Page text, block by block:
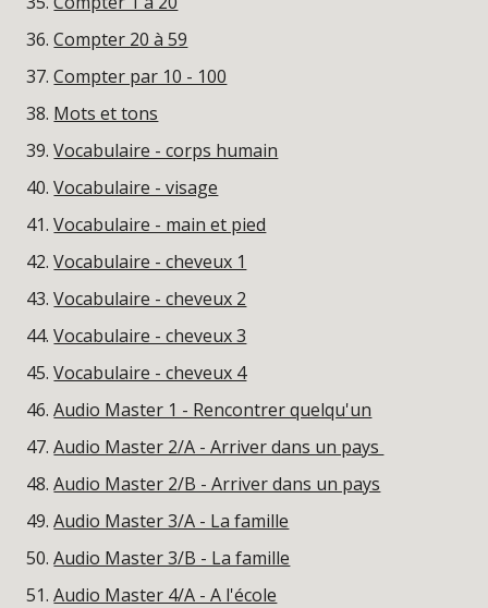
Compter 20 à 59
Compter par 10 - 100
Mots et tons
Vocabulaire - corps humain
Vocabulaire - visage
Vocabulaire - main et pied
Vocabulaire - cheveux 1
Vocabulaire - cheveux 2
Vocabulaire - cheveux 3
Vocabulaire - cheveux 4
Audio Master 1 - Rencontrer quelqu'un
Audio Master 2/A - Arriver dans un pays
Audio Master 2/B - Arriver dans un pays
Audio Master 3/A - La famille
Audio Master 3/B - La famille
Audio Master 4/A - A l'école